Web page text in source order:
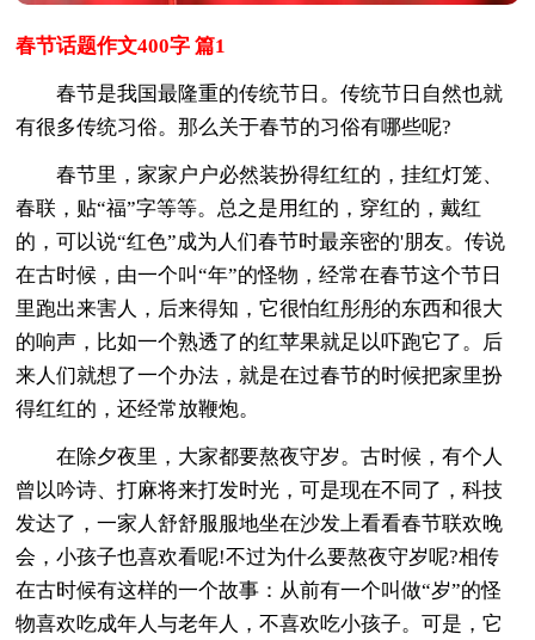
春节话题作文400字 篇1
春节是我国最隆重的传统节日。传统节日自然也就
有很多传统习俗。那么关于春节的习俗有哪些呢?
春节里，家家户户必然装扮得红红的，挂红灯笼、
春联，贴“福”字等等。总之是用红的，穿红的，戴红
的，可以说“红色”成为人们春节时最亲密的'朋友。传说
在古时候，由一个叫“年”的怪物，经常在春节这个节日
里跑出来害人，后来得知，它很怕红彤彤的东西和很大
的响声，比如一个熟透了的红苹果就足以吓跑它了。后
来人们就想了一个办法，就是在过春节的时候把家里扮
得红红的，还经常放鞭炮。
在除夕夜里，大家都要熬夜守岁。古时候，有个人
曾以吟诗、打麻将来打发时光，可是现在不同了，科技
发达了，一家人舒舒服服地坐在沙发上看看春节联欢晚
会，小孩子也喜欢看呢!不过为什么要熬夜守岁呢?相传
在古时候有这样的一个故事：从前有一个叫做“岁”的怪
物喜欢吃成年人与老年人，不喜欢吃小孩子。可是，它